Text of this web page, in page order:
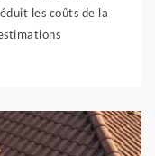
les coûts de la